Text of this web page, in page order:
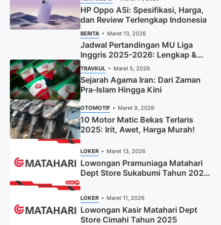
HP Oppo A5i: Spesifikasi, Harga,
dan Review Terlengkap Indonesia
BERITA Maret 13, 2026
Jadwal Pertandingan MU Liga
Inggris 2025-2026: Lengkap &
Terbaru
TRAVKUL Maret 5, 2026
Sejarah Agama Iran: Dari Zaman
Pra-Islam Hingga Kini
OTOMOTIF Maret 9, 2026
10 Motor Matic Bekas Terlaris
2025: Irit, Awet, Harga Murah!
LOKER Maret 13, 2026
Lowongan Pramuniaga Matahari
Dept Store Sukabumi Tahun 2025
LOKER Maret 11, 2026
Lowongan Kasir Matahari Dept
Store Cimahi Tahun 2025